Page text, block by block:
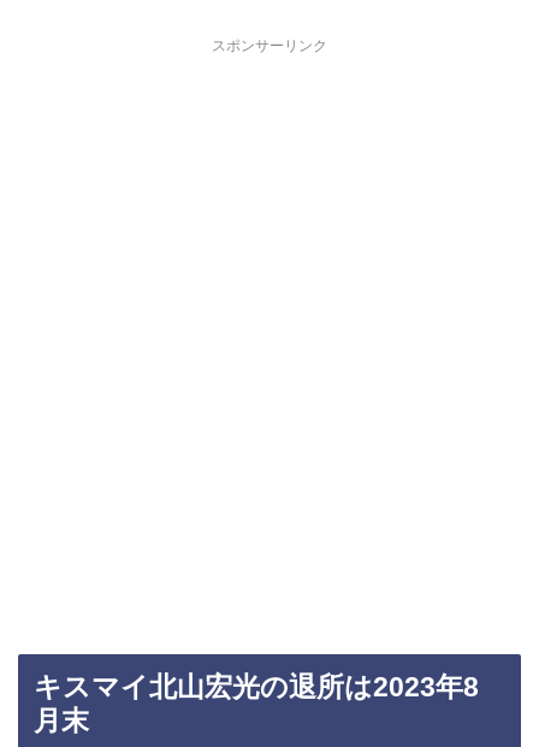
スポンサーリンク
キスマイ北山宏光の退所は2023年8
月末